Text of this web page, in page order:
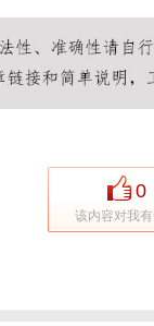
0
该内容对我